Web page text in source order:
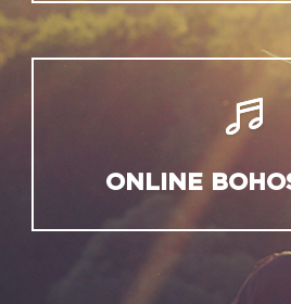
ONLINE